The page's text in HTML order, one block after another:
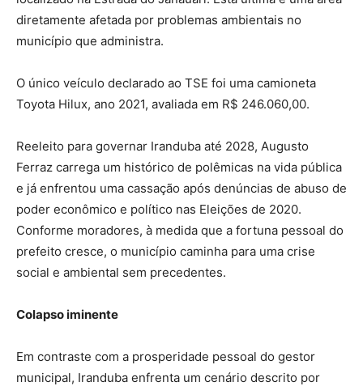
diretamente afetada por problemas ambientais no
município que administra.
O único veículo declarado ao TSE foi uma camioneta
Toyota Hilux, ano 2021, avaliada em R$ 246.060,00.
Reeleito para governar Iranduba até 2028, Augusto
Ferraz carrega um histórico de polêmicas na vida pública
e já enfrentou uma cassação após denúncias de abuso de
poder econômico e político nas Eleições de 2020.
Conforme moradores, à medida que a fortuna pessoal do
prefeito cresce, o município caminha para uma crise
social e ambiental sem precedentes.
Colapso iminente
Em contraste com a prosperidade pessoal do gestor
municipal, Iranduba enfrenta um cenário descrito por